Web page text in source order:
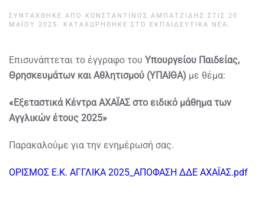
ΣΥΝΤΆΧΘΗΚΕ ΑΠΌ ΚΩΝΣΤΑΝΤΊΝΟΣ ΑΜΠΑΤΖΊΔΗΣ ΣΤΙΣ 20
ΜΑΪ́ΟΥ 2025 . ΚΑΤΑΧΩΡΉΘΗΚΕ ΣΤΟ ΕΚΠΑΙΔΕΥΤΙΚΆ ΝΈΑ .
Επισυνάπτεται το έγγραφο του Υπουργείου Παιδείας,
Θρησκευμάτων και Αθλητισμού (ΥΠΑΙΘΑ) με θέμα:
«Εξεταστικά Κέντρα ΑΧΑΪΑΣ στο ειδικό μάθημα των
Αγγλικών έτους 2025»
Παρακαλούμε για την ενημέρωσή σας.
ΟΡΙΣΜΟΣ Ε.Κ. ΑΓΓΛΙΚΑ 2025_ΑΠΟΦΑΣΗ ΔΔΕ ΑΧΑΪΑΣ.pdf